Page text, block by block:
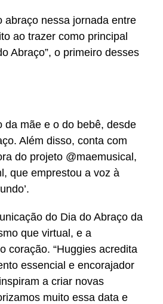
abraço nessa jornada entre
ao trazer como principal
Abraço”, o primeiro desses
da mãe e o do bebê, desde
Além disso, conta com
do projeto @maemusical,
que emprestou a voz à
do Dia do Abraço da
que virtual, e a
coração. “Huggies acredita
essencial e encorajador
a criar novas
muito essa data e